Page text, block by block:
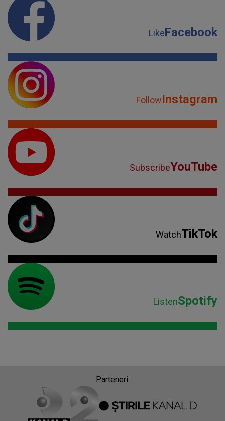
LikeFacebook
FollowInstagram
SubscribeYouTube
WatchTikTok
ListenSpotify
Parteneri: